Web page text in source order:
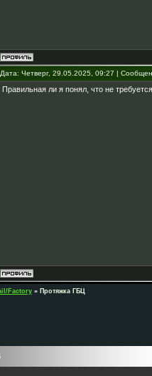
Дата: Четверг, 29.05.2025, 09:27 |
Правильная ли я понял, что не
Factory » Протяжка ГБЦ